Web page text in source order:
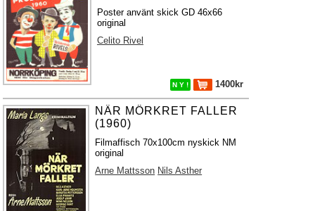
Poster använt skick GD 46x66
original
Celito Rivel
N Y ! 1400kr
NÄR MÖRKRET FALLER
(1960)
Filmaffisch 70x100cm nyskick NM
original
Arne Mattsson Nils Asther